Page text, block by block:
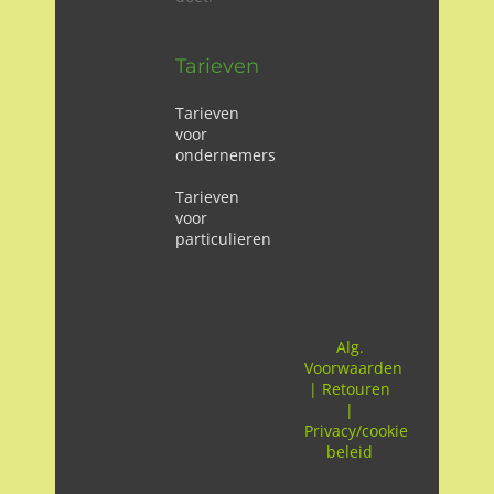
Tarieven
Tarieven
voor
ondernemers
Tarieven
voor
particulieren
Alg.
Voorwaarden
| Retouren
|
Privacy/cookie
beleid